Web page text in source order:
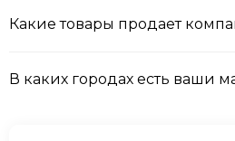
Какие товары продает
В каких городах есть ваши